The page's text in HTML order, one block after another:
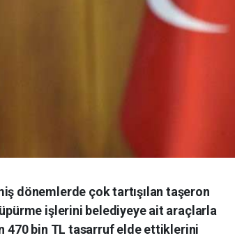
dönemlerde çok tartışılan taşeron
işlerini belediyeye ait araçlarla
470 bin TL tasarruf elde ettiklerini